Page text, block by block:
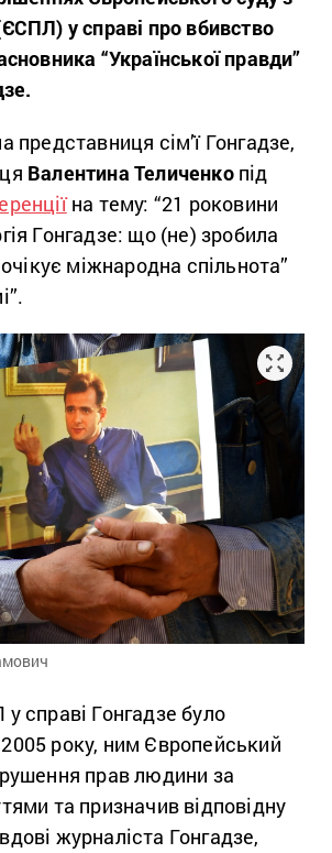
у справі про вбивство
“Української правди”
представниця сім’ї Гонгадзе,
Валентина Теличенкопід
на тему: “21 роковини
Гонгадзе: що (не) зробила
очікує міжнародна спільнота”
справі Гонгадзе було
року, ним Європейський
прав людини за
та призначив відповідну
журналіста Гонгадзе,